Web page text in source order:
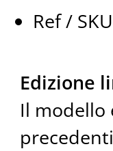
Ref / SKU
Edizione
Il modello